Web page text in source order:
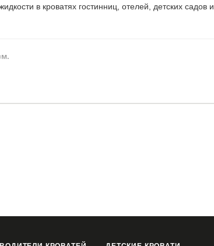
в кроватях гостинниц, отелей, детских садов и